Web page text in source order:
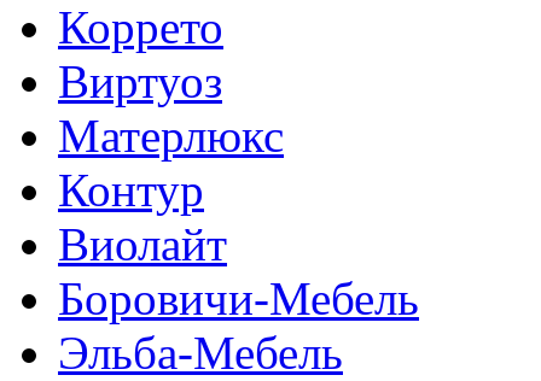
Коррето
Виртуоз
Матерлюкс
Контур
Виолайт
Боровичи-Мебель
Эльба-Мебель